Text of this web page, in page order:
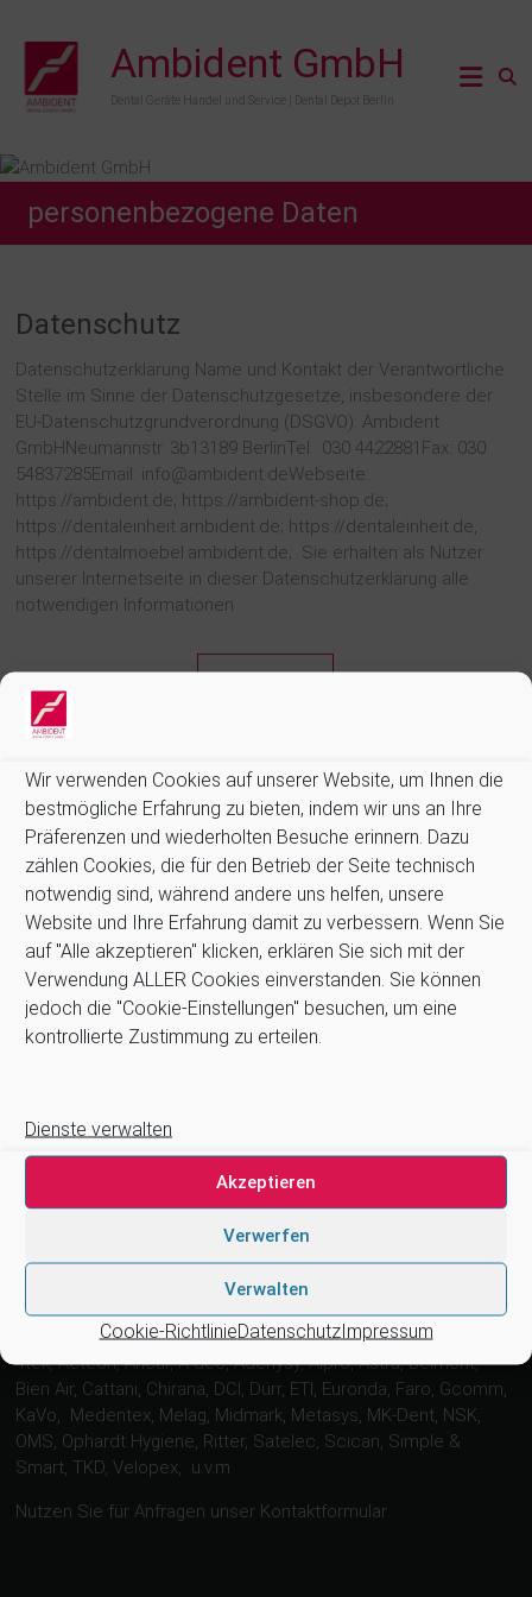
Wir verwenden Cookies auf unserer Website, um Ihnen die
bestmögliche Erfahrung zu bieten, indem wir uns an Ihre
Präferenzen und wiederholten Besuche erinnern. Dazu
zählen Cookies, die für den Betrieb der Seite technisch
notwendig sind, während andere uns helfen, unsere
Website und Ihre Erfahrung damit zu verbessern. Wenn Sie
auf "Alle akzeptieren" klicken, erklären Sie sich mit der
Verwendung ALLER Cookies einverstanden. Sie können
jedoch die "Cookie-Einstellungen" besuchen, um eine
kontrollierte Zustimmung zu erteilen.
Dienste verwalten
Akzeptieren
Verwerfen
Verwalten
Cookie-RichtlinieDatenschutzImpressum
Inhalt
springen
Ambident GmbH
Dental Geräte Handel und Service | Dental Depot Berlin
personenbezogene Daten
Datenschutz
Datenschutzerklärung Name und Kontakt der Verantwortliche
Stelle im Sinne der Datenschutzgesetze, insbesondere der
EU-Datenschutzgrundverordnung (DSGVO): Ambident
GmbHNeumannstr. 3b13189 BerlinTel.: 030 4422881Fax: 030
54837285Email: info@ambident.deWebseite:
https://ambident.de; https://ambident-shop.de;
https://dentaleinheit.ambident.de; https://dentaleinheit.de,
https://dentalmoebel.ambident.de; Sie erhalten als Nutzer
unserer Internetseite in dieser Datenschutzerklärung alle
notwendigen Informationen
Weiterlesen
Informationen:
Allgemeine Geschäftsbedingungen (AGB)
Kontakt
Newsletter
Zahlung und Versand
Stellenangebote
Cookie-Richtlinie (EU)
Wir arbeiten zusammen mit …
4tek, Acteon, Ancar, A-dec, Adenysy, Alpro, Astra, Belmont,
Bien Air, Cattani, Chirana, DCI, Dürr, ETI, Euronda, Faro, Gcomm,
KaVo, Medentex, Melag, Midmark, Metasys, MK-Dent, NSK,
OMS, Ophardt Hygiene, Ritter, Satelec, Scican, Simple &
Smart, TKD, Velopex, u.v.m
Nutzen Sie für Anfragen unser Kontaktformular.